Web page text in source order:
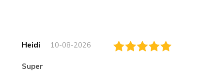
Heidi 10-08-2026
Super